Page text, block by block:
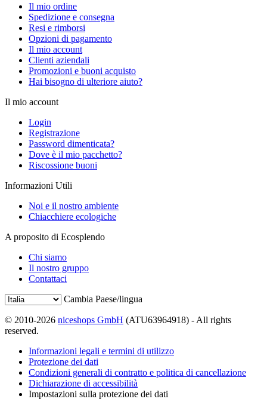
Il mio ordine
Spedizione e consegna
Resi e rimborsi
Opzioni di pagamento
Il mio account
Clienti aziendali
Promozioni e buoni acquisto
Hai bisogno di ulteriore aiuto?
Il mio account
Login
Registrazione
Password dimenticata?
Dove è il mio pacchetto?
Riscossione buoni
Informazioni Utili
Noi e il nostro ambiente
Chiacchiere ecologiche
A proposito di Ecosplendo
Chi siamo
Il nostro gruppo
Contattaci
Cambia Paese/lingua
© 2010-2026 niceshops GmbH (ATU63964918) - All rights
reserved.
Informazioni legali e termini di utilizzo
Protezione dei dati
Condizioni generali di contratto e politica di cancellazione
Dichiarazione di accessibilità
Impostazioni sulla protezione dei dati